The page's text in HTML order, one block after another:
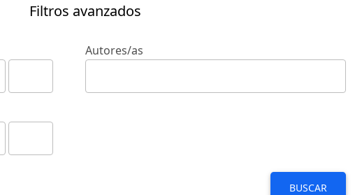
Filtros avanzados
Autores/as
BUSCAR